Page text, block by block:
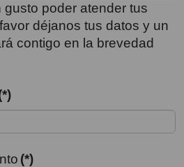
poder atender tus
déjanos tus datos y un
contigo en la brevedad
(*)